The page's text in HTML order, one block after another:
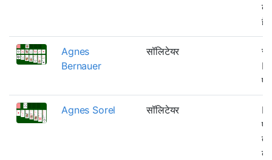
Agnes
Bernauer
सॉलिटेयर
Agnes Sorel सॉलिटेयर